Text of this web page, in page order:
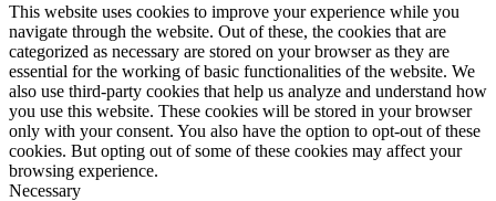
This website uses cookies to improve your experience while you
navigate through the website. Out of these, the cookies that are
categorized as necessary are stored on your browser as they are
essential for the working of basic functionalities of the website. We
also use third-party cookies that help us analyze and understand how
you use this website. These cookies will be stored in your browser
only with your consent. You also have the option to opt-out of these
cookies. But opting out of some of these cookies may affect your
browsing experience.
Necessary